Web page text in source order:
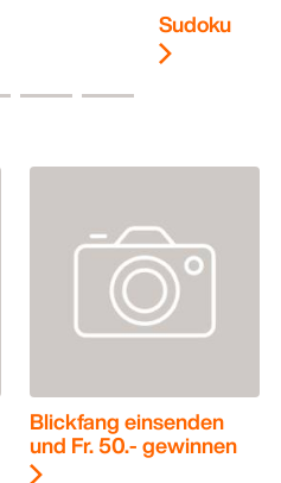
Sudoku
Blickfang einsenden
und Fr. 50.- gewinnen